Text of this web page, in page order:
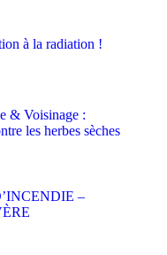
à la radiation !
& Voisinage :
les herbes sèches
–